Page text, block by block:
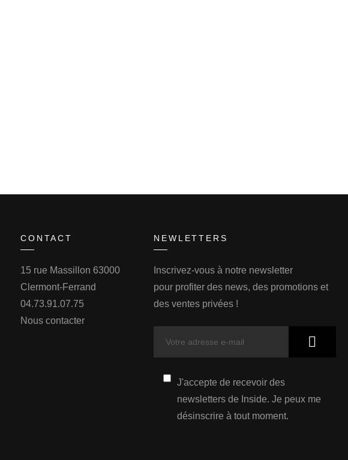
CONTACT
15 rue Massillon 63000
Clermont-Ferrand
04.73.91.07.75
Nous contacter
NEWLETTERS
Inscrivez-vous à notre newsletter
pour profiter des news, des promotions et
des ventes privées !
J'accepte de recevoir des
newsletters de Inside. Je peux me
désinscrire à tout moment.